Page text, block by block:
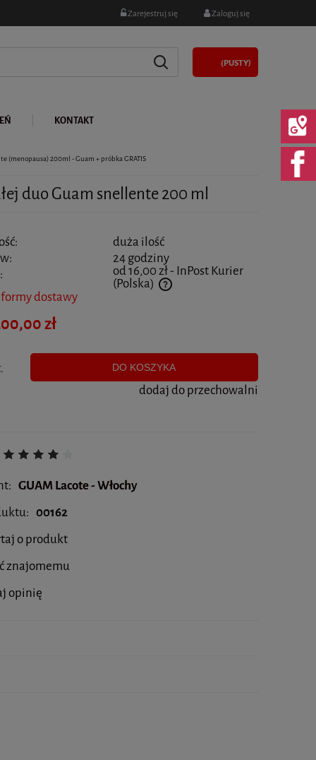
Zarejestruj się Zaloguj się
(PUSTY)
KONTAKT
(menopausa) 200ml - Guam + próbka GRATIS
duo Guam snellente 200 ml
duża ilość
24 godziny
od 16,00 zł- InPost Kurier
(Polska)
zawiera ewentualnych kosztów płatności
dostawy
zł
DO KOSZYKA
dodaj do przechowalni
GUAM Lacote - Włochy
00162
o produkt
znajomemu
opinię